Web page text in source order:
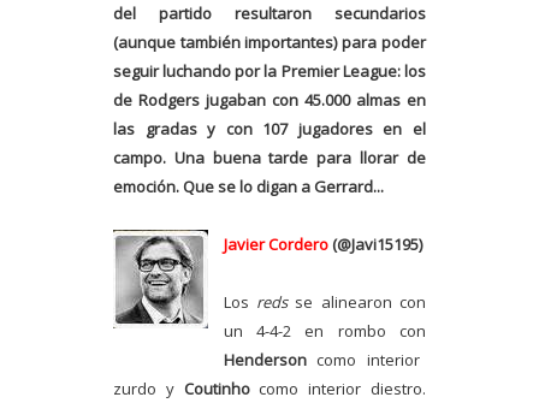
del partido resultaron secundarios
(aunque también importantes) para poder
seguir luchando por la Premier League: los
de Rodgers jugaban con 45.000 almas en
las gradas y con 107 jugadores en el
campo. Una buena tarde para llorar de
emoción. Que se lo digan a Gerrard...
Javier Cordero (@Javi15195)
Los reds se alinearon con
un 4-4-2 en rombo con
Henderson como interior
zurdo y Coutinhocomo interior diestro.